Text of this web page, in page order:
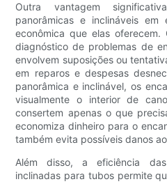
Outra vantagem
panorâmicas e inclináveis ​​em
econômica que elas
diagnóstico de problemas de
envolvem suposições ou
em reparos e despesas
panorâmica e inclinável, os
visualmente o interior de
consertem apenas o que
economiza dinheiro para o
também evita possíveis danos
Além disso, a eficiência
inclinadas para tubos permite